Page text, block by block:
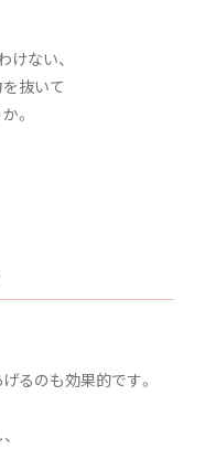
ない、
抜いて
。
るのも効果的です。